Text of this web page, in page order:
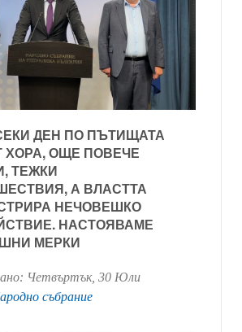
ДЕН ПО ПЪТИЩАТА
ХОРА, ОЩЕ ПОВЕЧЕ
ТЕЖКИ
А ВЛАСТТА
НЕЧОВЕШКО
НАСТОЯВАМЕ
МЕРКИ
Четвъртък, 30 Юли
събрание